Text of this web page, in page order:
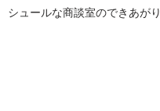
シュールな商談室のできあがり